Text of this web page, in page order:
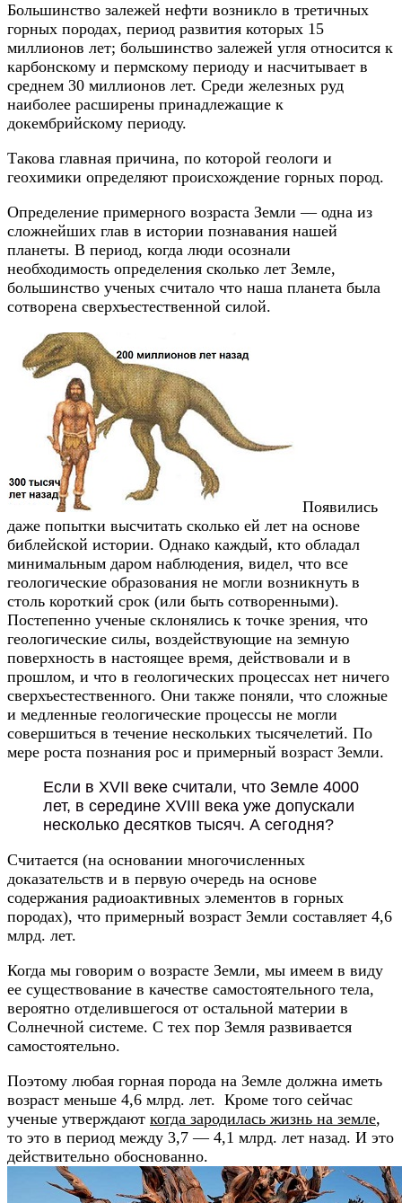
Большинство залежей нефти возникло в третичных
горных породах, период развития которых 15
миллионов лет; большинство залежей угля относится к
карбонскому и пермскому периоду и насчитывает в
среднем 30 миллионов лет. Среди железных руд
наиболее расширены принадлежащие к
докембрийскому периоду.
Такова главная причина, по которой геологи и
геохимики определяют происхождение горных пород.
Определение примерного возраста Земли — одна из
сложнейших глав в истории познавания нашей
планеты. В период, когда люди осознали
необходимость определения сколько лет Земле,
большинство ученых считало что наша планета была
сотворена сверхъестественной силой.
Появились
даже попытки высчитать сколько ей лет на основе
библейской истории. Однако каждый, кто обладал
минимальным даром наблюдения, видел, что все
геологические образования не могли возникнуть в
столь короткий срок (или быть сотворенными).
Постепенно ученые склонялись к точке зрения, что
геологические силы, воздействующие на земную
поверхность в настоящее время, действовали и в
прошлом, и что в геологических процессах нет ничего
сверхъестественного. Они также поняли, что сложные
и медленные геологические процессы не могли
совершиться в течение нескольких тысячелетий. По
мере роста познания рос и примерный возраст Земли.
Если в XVII веке считали, что Земле 4000
лет, в середине XVIII века уже допускали
несколько десятков тысяч. А сегодня?
Считается (на основании многочисленных
доказательств и в первую очередь на основе
содержания радиоактивных элементов в горных
породах), что примерный возраст Земли составляет 4,6
млрд. лет.
Когда мы говорим о возрасте Земли, мы имеем в виду
ее существование в качестве самостоятельного тела,
вероятно отделившегося от остальной материи в
Солнечной системе. С тех пор Земля развивается
самостоятельно.
Поэтому любая горная порода на Земле должна иметь
возраст меньше 4,6 млрд. лет. Кроме того сейчас
ученые утверждают когда зародилась жизнь на земле,
то это в период между 3,7 — 4,1 млрд. лет назад. И это
действительно обоснованно.